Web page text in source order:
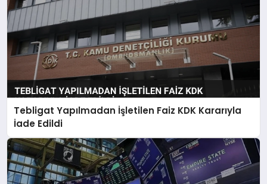
Tebligat Yapılmadan İşletilen Faiz KDK Kararıyla
İade Edildi